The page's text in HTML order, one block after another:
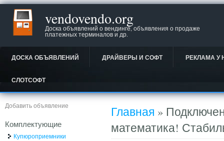
vendovendo.org
Доска объявлений о вендинге, объявления о продаже
платежных терминалов и др.
ДОСКА ОБЪЯВЛЕНИЙ ДРАЙВЕРЫ И СОФТ РЕКЛАМА У
СЛОТСОФТ
Вы здесь
Главная »
математика!
Добавить объявление
Комплектующие
Купюроприемники